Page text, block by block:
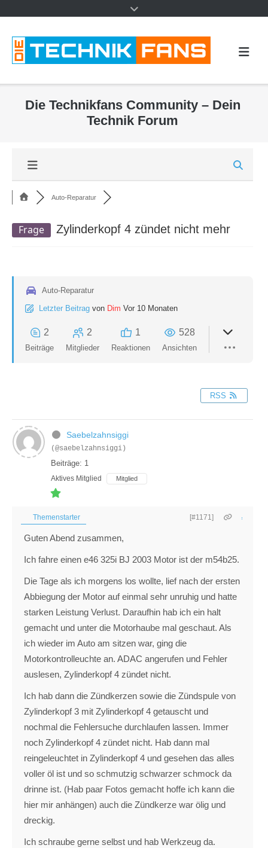
Die Technikfans Community – Dein
Technik Forum
Auto-Reparatur
Frage Zylinderkopf 4 zündet nicht mehr
Auto-Reparatur
Letzter Beitrag von Dim Vor 10 Monaten
2
Beiträge
2
Mitglieder
1
Reaktionen
528
Ansichten
RSS
Saebelzahnsiggi
(@saebelzahnsiggi)
Beiträge: 1
Aktives Mitglied Mitglied
Themenstarter [#1171]
Guten Abend zusammen,
Ich fahre einen e46 325i BJ 2003 Motor ist der m54b25.
Die Tage als ich morgens los wollte, lief nach der ersten
Abbiegung der Motor auf einmal sehr unruhig und hatte
starken Leistung Verlust. Daraufhin hab ich ein halt
gemacht und unter die Motorhaube mal geschaut. Als
ich wieder im Auto am sitzen war, ging die
Motorkontrolleuchte an. ADAC angerufen und Fehler
auslesen, Zylinderkopf 4 zündet nicht.
Ich hab dann die Zündkerzen sowie die Zündspule von
Zylinderkopf 3 mit Zylinderkopf 4 getauscht und
nochmal die Fehlersuche durchlaufen lassen. Immer
noch Zylinderkopf 4 zündet nicht. Hab dann mal
reingeleuchtet in Zylinderkopf 4 und gesehen das alles
voller öl ist und so schmutzig schwarzer schmock da
drinne ist. (Hab paar Fotos gemacht hoffe ich kann die
hier mir anhängen) auch die Zündkerze war ölig und
dreckig.
Ich schraube gerne selbst und hab Werkzeug da.